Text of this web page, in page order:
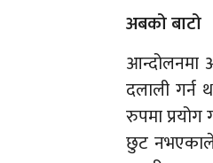
अबको बाटो
आन्दोलनमा
दलाली गर्न
रुपमा प्रयोग
छुट नभएकाले